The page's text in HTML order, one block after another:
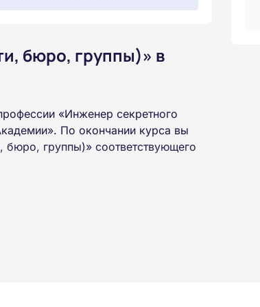
бюро, группы)» в
«Инженер секретного
По окончании курса вы
бюро, группы)» соответствующего